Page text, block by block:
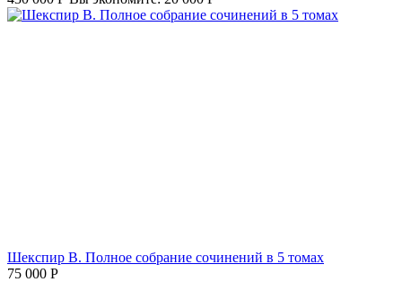
Шекспир В. Полное собрание сочинений в 5 томах
75 000 Р